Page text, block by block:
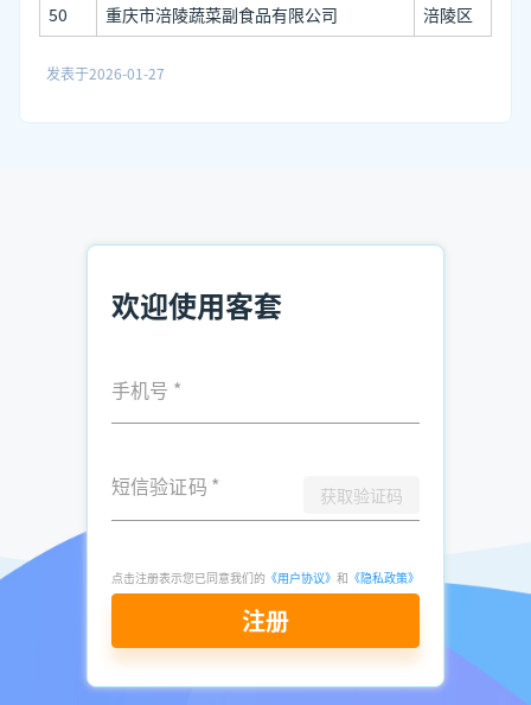
50
重庆市涪陵蔬菜副食品有限公司 涪陵区
发表于2026-01-27
欢迎使用客套
手机号 *
短信验证码 * 获取验证码
点击注册表示您已同意我们的 《用户协议》 和 《隐私政策》
注册